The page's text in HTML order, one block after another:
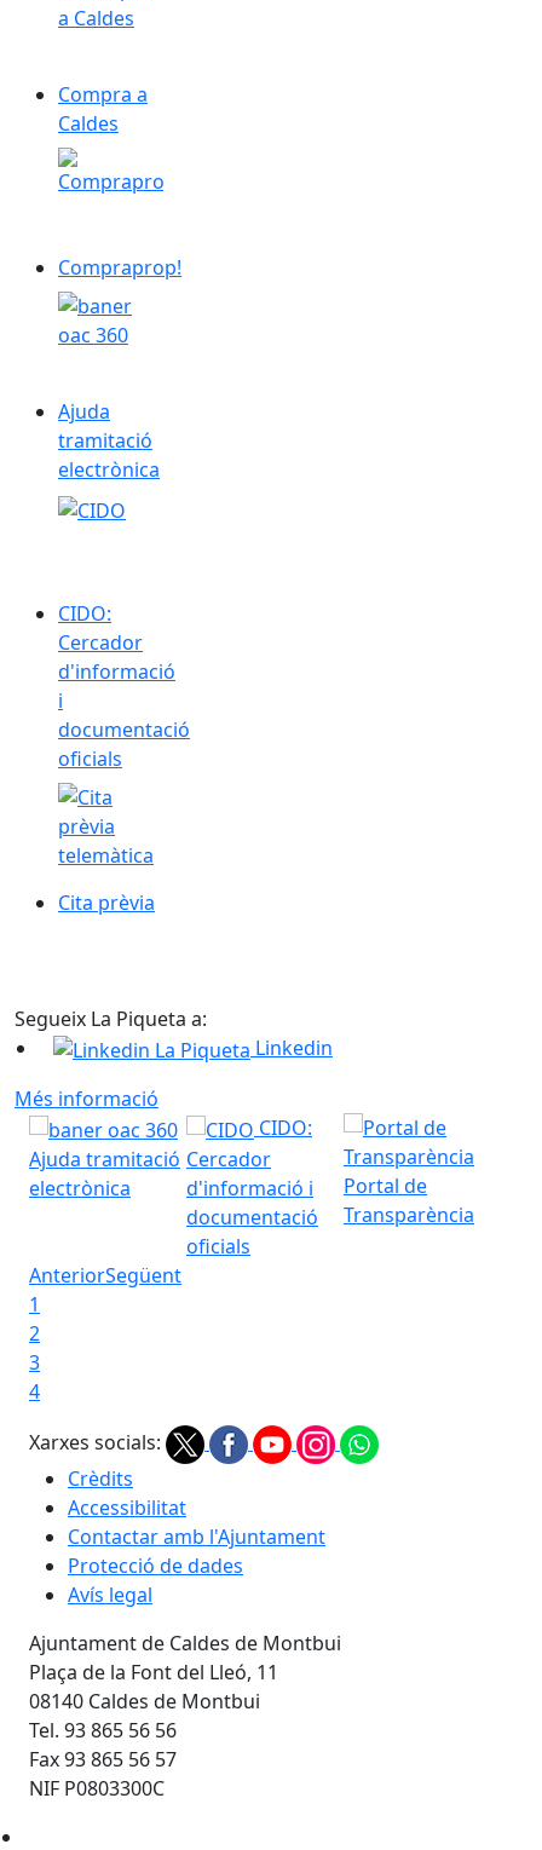
Compra a
Caldes
Compraprop!
Compraprop!
Ajuda tramitació electrònica
Ajuda
tramitació
electrònica
CIDO: Cercador d'informació i documentació oficials
CIDO:
Cercador
d'informació
i
documentació
oficials
Cita prèvia
Cita prèvia
Segueix La Piqueta a:
Linkedin
Més informació
Ajuda tramitació
electrònica
CIDO:
Cercador
d'informació i
documentació
oficials
Portal de
Transparència
AnteriorSegüent
1
2
3
4
Xarxes socials:
Crèdits
Accessibilitat
Contactar amb l'Ajuntament
Protecció de dades
Avís legal
Ajuntament de Caldes de Montbui
Plaça de la Font del Lleó, 11
08140 Caldes de Montbui
Tel. 93 865 56 56
Fax 93 865 56 57
NIF P0803300C